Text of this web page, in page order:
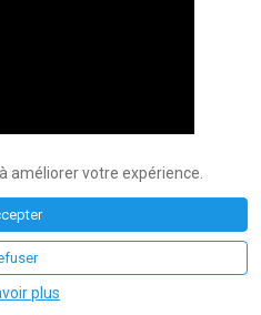
améliorer votre expérience.
plus